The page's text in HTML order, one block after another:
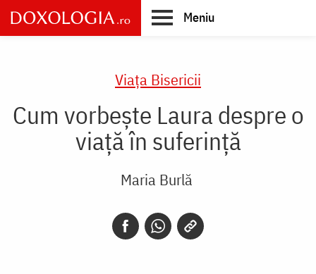
Skip
to
main
Meniu
Viaţa Bisericii
Cum vorbeşte Laura despre o
viaţă în suferinţă
Maria Burlă